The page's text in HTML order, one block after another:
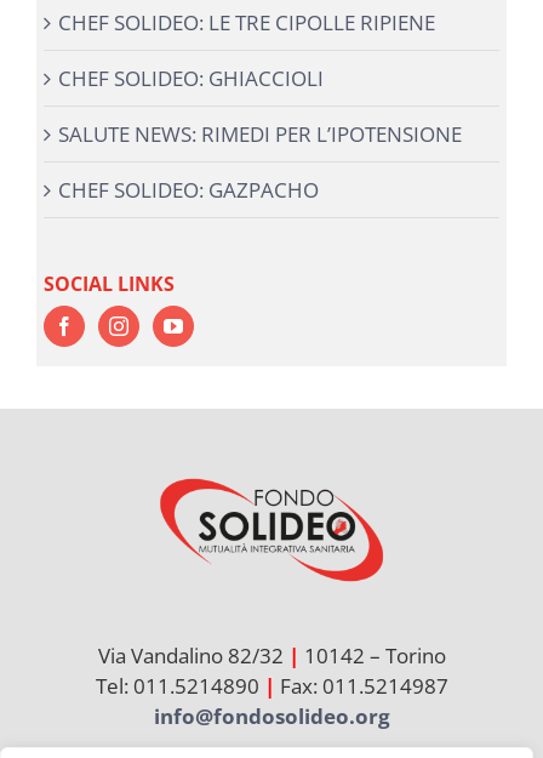
CHEF SOLIDEO: LE TRE CIPOLLE RIPIENE
CHEF SOLIDEO: GHIACCIOLI
SALUTE NEWS: RIMEDI PER L’IPOTENSIONE
CHEF SOLIDEO: GAZPACHO
SOCIAL LINKS
Via Vandalino 82/32 | 10142 – Torino
Tel: 011.5214890 | Fax: 011.5214987
info@fondosolideo.org